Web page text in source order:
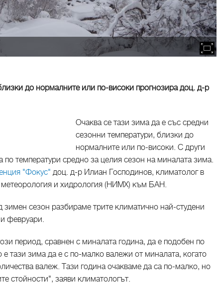
до нормалните или по-високи прогнозира доц. д-р
Очаква се тази зима да е със средни
сезонни температури, близки до
нормалните или по-високи. С други
температури средно за целия сезон на миналата зима.
"Фокус" доц. д-р Илиан Господинов, климатолог в
метеорология и хидрология (НИМХ) към БАН.
зимен сезон разбираме трите климатично най-студени
февруари.
период, сравнен с миналата година, да е подобен по
тази зима да е с по-малко валежи от миналата, когато
валеж. Тази година очакваме да са по-малко, но
стойности", заяви климатологът.